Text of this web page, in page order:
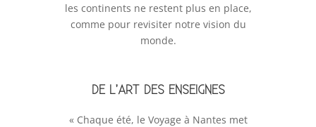
les continents ne restent plus en place,
comme pour revisiter notre vision du
monde.
DE L’ART DES ENSEIGNES
« Chaque été, le Voyage à Nantes met